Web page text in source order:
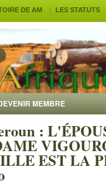
DE AM LES STATUTS
MEMBRE
:
EST LA